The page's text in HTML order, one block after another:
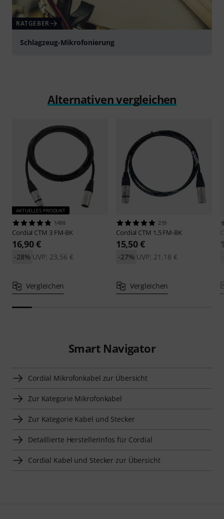
RATGEBER
Schlagzeug-Mikrofonierung
Alternativen vergleichen
AKTUELLES PRODUKT
1498
Cordial CTM 3 FM-BK
16,90 €
UVP: 23,56 €
-28%
Vergleichen
219
Cordial CTM 1,5 FM-BK
15,50 €
UVP: 21,18 €
-27%
Vergleichen
Smart Navigator
Cordial Mikrofonkabel zur Übersicht
Zur Kategorie Mikrofonkabel
Zur Kategorie Kabel und Stecker
Detaillierte Herstellerinfos für Cordial
Cordial Kabel und Stecker zur Übersicht